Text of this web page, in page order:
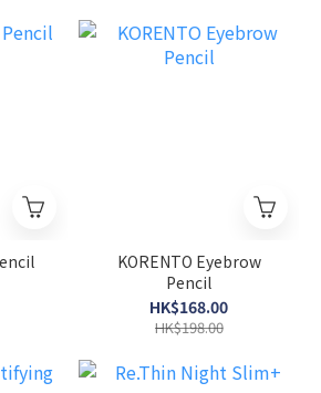
KORENTO Eyebrow
Pencil
HK$168.00
HK$198.00